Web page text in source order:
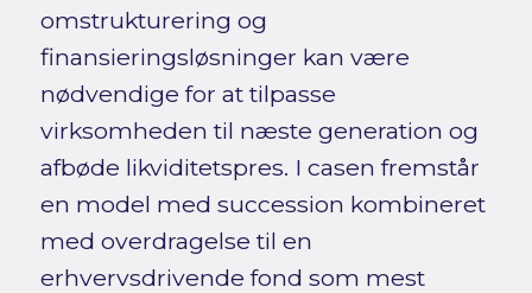
omstrukturering og
finansieringsløsninger kan være
nødvendige for at tilpasse
virksomheden til næste generation og
afbøde likviditetspres. I casen fremstår
en model med succession kombineret
med overdragelse til en
erhvervsdrivende fond som mest